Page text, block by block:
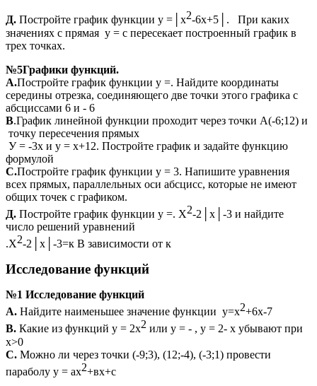
Д. Постройте график функции у =│х2-6х+5│. При каких
значениях с прямая у = с пересекает построенный график в
трех точках.
№5Графики функций.
А.Постройте график функции у =. Найдите координаты
середины отрезка, соединяющего две точки этого графика с
абсциссами 6 и - 6
В.График линейной функции проходит через точки А(-6;12) и
точку пересечения прямых
У = -3х и у = х+12. Постройте график и задайте функцию
формулой
С.Постройте график функции у = 3. Напишите уравнения
всех прямых, параллельных оси абсцисс, которые не имеют
общих точек с графиком.
Д. Постройте график функции у =. Х2-2│х│-3 и найдите
число решений уравнений
.Х2-2│х│-3=к В зависимости от к
Исследование функций
№1 Исследование функций
А. Найдите наименьшее значение функции у=х2+6х-7
В. Какие из функций у = 2х2 или у = - , у = 2- х убывают при
х>0
С. Можно ли через точки (-9;3), (12;-4), (-3;1) провести
параболу у = ах2+вх+с